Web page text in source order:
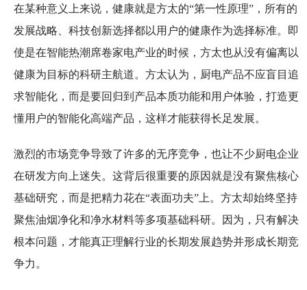
在某种意义上来说，健康就是方太的“第一性原理”，所有的
发展战略、科技创新选择都以用户的健康作为选择标准。即
使是在智能热潮席卷家电产业的时候，方太也从没有偏离以
健康为目标的科研主航道。方太认为，厨电产品不应盲目追
求智能化，而是要回归到产品本质功能和用户体验，打造更
懂用户的智能化高端产品，这样才能获得长足发展。
激烈的市场竞争导致了许多的无序竞争，也让不少厨电企业
在研发方向上迷失。这背后很重要的原因就是没有聚焦核心
基础研究，而是把精力花在“表面功夫”上。方太却始终坚持
聚焦油烟净化和净水材料等多项基础科研。因为，只有解决
根本问题，才能真正理解行业的长期发展趋势并形成长期竞
争力。